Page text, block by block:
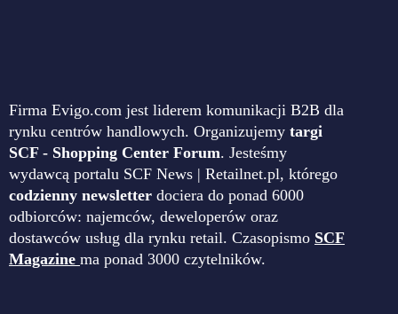
Firma Evigo.com jest liderem komunikacji B2B dla
rynku centrów handlowych. Organizujemy targi
SCF - Shopping Center Forum. Jesteśmy
wydawcą portalu SCF News | Retailnet.pl, którego
codzienny newsletter dociera do ponad 6000
odbiorców: najemców, deweloperów oraz
dostawców usług dla rynku retail. Czasopismo SCF
Magazine ma ponad 3000 czytelników.